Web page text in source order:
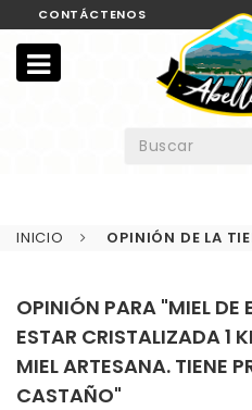
CONTÁCTENOS
INICIO OPINIÓN DE LA
OPINIÓN PARA "MIEL DE
ESTAR CRISTALIZADA 1
MIEL ARTESANA. TIENE
CASTAÑO"